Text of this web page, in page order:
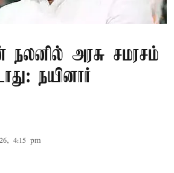
நலனில் அரசு சமரசம்
நயினார்
4:15 pm